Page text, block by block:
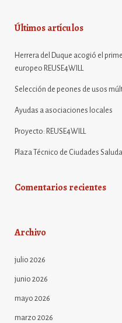
Últimos artículos
Herrera del Duque acogió el
europeo REUSE4WILL
Selección de peones de usos
Ayudas a asociaciones locales
Proyecto: REUSE4WILL
Plaza Técnico de Ciudades
Comentarios recientes
Archivo
julio 2026
junio 2026
mayo 2026
marzo 2026